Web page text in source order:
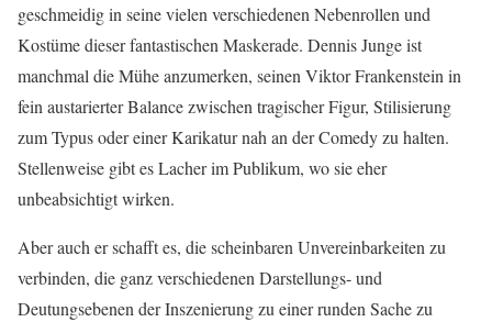
geschmeidig in seine vielen verschiedenen Nebenrollen und
Kostüme dieser fantastischen Maskerade. Dennis Junge ist
manchmal die Mühe anzumerken, seinen Viktor Frankenstein in
fein austarierter Balance zwischen tragischer Figur, Stilisierung
zum Typus oder einer Karikatur nah an der Comedy zu halten.
Stellenweise gibt es Lacher im Publikum, wo sie eher
unbeabsichtigt wirken.
Aber auch er schafft es, die scheinbaren Unvereinbarkeiten zu
verbinden, die ganz verschiedenen Darstellungs- und
Deutungsebenen der Inszenierung zu einer runden Sache zu